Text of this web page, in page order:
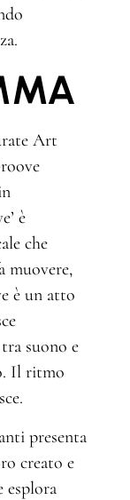
Art
è
che
muovere,
è un atto
suono e
Il ritmo
presenta
creato e
esplora